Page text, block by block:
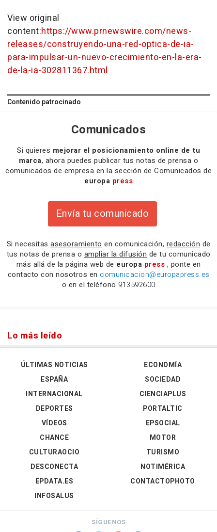
View original
content:https://www.prnewswire.com/news-
releases/construyendo-una-red-optica-de-ia-
para-impulsar-un-nuevo-crecimiento-en-la-era-
de-la-ia-302811367.html
Contenido patrocinado
Comunicados
Si quieres mejorar el posicionamiento online de tu
marca, ahora puedes publicar tus notas de prensa o
comunicados de empresa en la sección de Comunicados de
europa press
Envía tu comunicado
Si necesitas asesoramiento en comunicación, redacción de
tus notas de prensa o ampliar la difusión de tu comunicado
más allá de la página web de europa press , ponte en
contacto con nosotros en comunicacion@europapress.es
o en el teléfono 913592600
Lo más leído
ÚLTIMAS NOTICIAS
ESPAÑA
INTERNACIONAL
DEPORTES
VÍDEOS
ECONOMÍA
SOCIEDAD
CIENCIAPLUS
PORTALTIC
EPSOCIAL
CHANCE
CULTURAOCIO
DESCONECTA
EPDATA.ES
INFOSALUS
MOTOR
TURISMO
NOTIMÉRICA
CONTACTOPHOTO
SÍGUENOS